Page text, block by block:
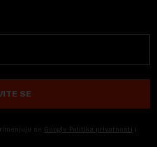
SE
se Google Politika privatnosti i